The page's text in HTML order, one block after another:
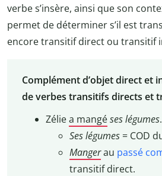
verbe s’insère, ainsi que son
permet de déterminer s’il est
encore transitif direct ou transitif
Complément d’objet direct et
de verbes transitifs directs et
Zéliea mangéses légumes.
Ses légumes= COD
Mangerau passé
transitif direct.